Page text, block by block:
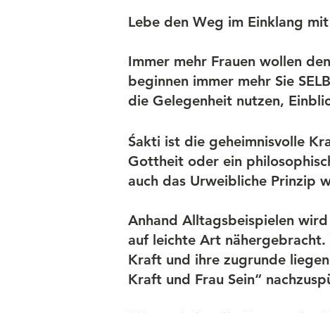
Lebe den Weg im Einklang
Immer mehr Frauen wollen
beginnen immer mehr Sie
die Gelegenheit nutzen,
Śakti ist die geheimnisvolle
Gottheit oder ein
auch das Urweibliche Prinzip
Anhand Alltagsbeispielen
auf leichte Art
Kraft und ihre zugrunde
Kraft und Frau Sein“